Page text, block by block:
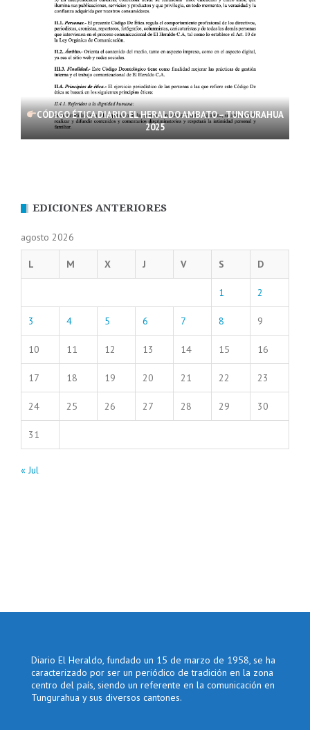
CÓDIGO ÉTICA DIARIO EL HERALDO AMBATO – TUNGURAHUA
2025
EDICIONES ANTERIORES
agosto 2026
L M X J V S D
1 2
3 4 5 6 7 8 9
10 11 12 13 14 15 16
17 18 19 20 21 22 23
24 25 26 27 28 29 30
31
« Jul
Diario El Heraldo, fundado un 15 de marzo de 1958, se ha
caracterizado por ser un periódico de tradición en la zona
centro del país, siendo un referente en la comunicación en
Tungurahua y sus diversos cantones.